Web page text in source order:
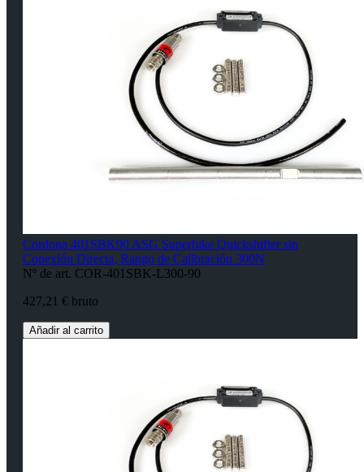
Cordona 401SBK90 ASG Superbike Quickshifter sin
Conexión Directa, Rango de Calibración 300N
Nº de art. COR-401SBK-L300-90
427,21 € bruto
Añadir al carrito